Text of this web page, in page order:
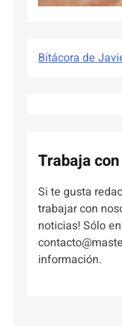
Bitácora de
Trabaja
Si te gusta
trabajar con
noticias! Sólo
información.